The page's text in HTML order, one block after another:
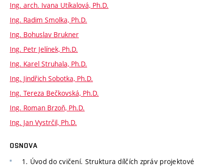
Ing. arch. Ivana Utíkalová, Ph.D.
Ing. Radim Smolka, Ph.D.
Ing. Bohuslav Brukner
Ing. Petr Jelínek, Ph.D.
Ing. Karel Struhala, Ph.D.
Ing. Jindřich Sobotka, Ph.D.
Ing. Tereza Bečkovská, Ph.D.
Ing. Roman Brzoň, Ph.D.
Ing. Jan Vystrčil, Ph.D.
OSNOVA
1. Úvod do cvičení. Struktura dílčích zpráv projektové